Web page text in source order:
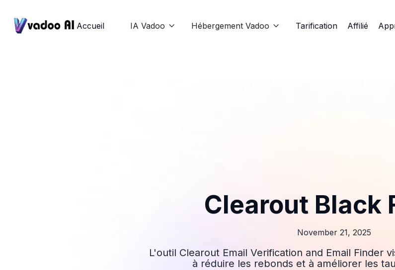
Accueil IA Vadoo  Hébergement Vadoo  Tarification Affilié
Clearout Black
November 21, 2025
L'outil Clearout Email Verification and Email Finder
à réduire les rebonds et à améliorer les